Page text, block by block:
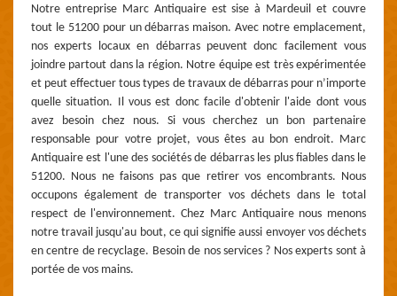
Notre entreprise Marc Antiquaire est sise à Mardeuil et couvre
tout le 51200 pour un débarras maison. Avec notre emplacement,
nos experts locaux en débarras peuvent donc facilement vous
joindre partout dans la région. Notre équipe est très expérimentée
et peut effectuer tous types de travaux de débarras pour n’importe
quelle situation. Il vous est donc facile d'obtenir l'aide dont vous
avez besoin chez nous. Si vous cherchez un bon partenaire
responsable pour votre projet, vous êtes au bon endroit. Marc
Antiquaire est l'une des sociétés de débarras les plus fiables dans le
51200. Nous ne faisons pas que retirer vos encombrants. Nous
occupons également de transporter vos déchets dans le total
respect de l'environnement. Chez Marc Antiquaire nous menons
notre travail jusqu'au bout, ce qui signifie aussi envoyer vos déchets
en centre de recyclage. Besoin de nos services ? Nos experts sont à
portée de vos mains.